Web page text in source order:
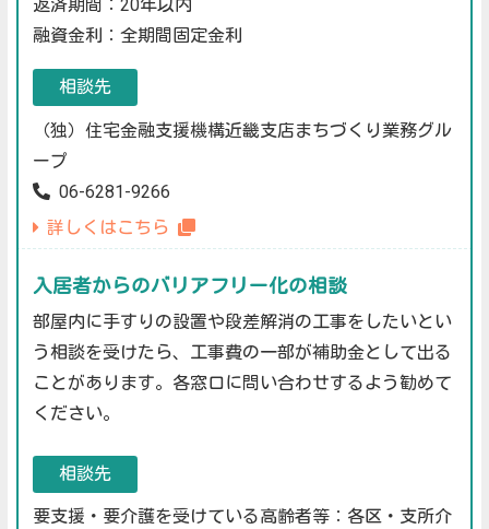
返済期間：20年以内
融資金利：全期間固定金利
相談先
（独）住宅金融支援機構近畿支店まちづくり業務グル
ープ
06-6281-9266
詳しくはこちら
入居者からのバリアフリー化の相談
部屋内に手すりの設置や段差解消の工事をしたいとい
う相談を受けたら、工事費の一部が補助金として出る
ことがあります。各窓口に問い合わせするよう勧めて
ください。
相談先
要支援・要介護を受けている高齢者等：各区・支所介